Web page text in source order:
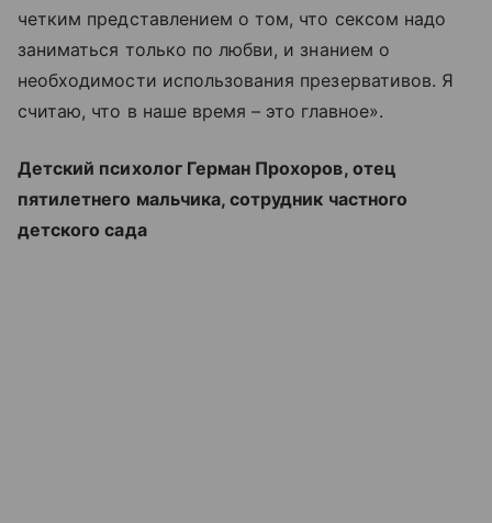
четким представлением о том, что сексом надо
заниматься только по любви, и знанием о
необходимости использования презервативов. Я
считаю, что в наше время – это главное».
Детский психолог Герман Прохоров, отец
пятилетнего мальчика, сотрудник частного
детского сада